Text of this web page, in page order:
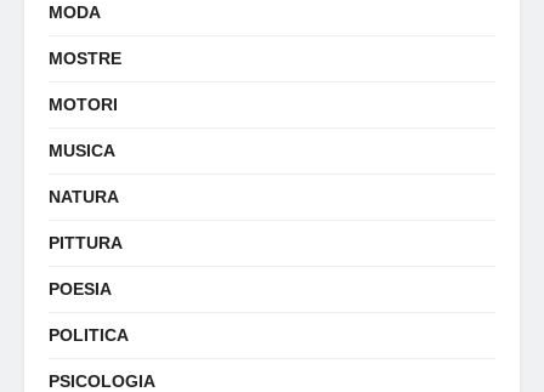
MODA
MOSTRE
MOTORI
MUSICA
NATURA
PITTURA
POESIA
POLITICA
PSICOLOGIA